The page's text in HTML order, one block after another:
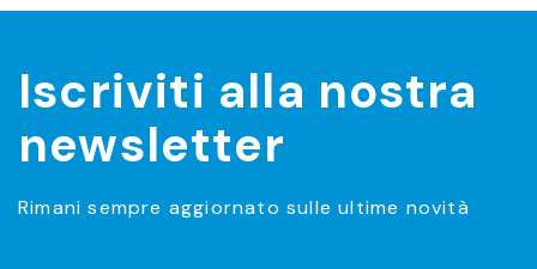
Iscriviti alla nostra
newsletter
Rimani sempre aggiornato sulle ultime novità